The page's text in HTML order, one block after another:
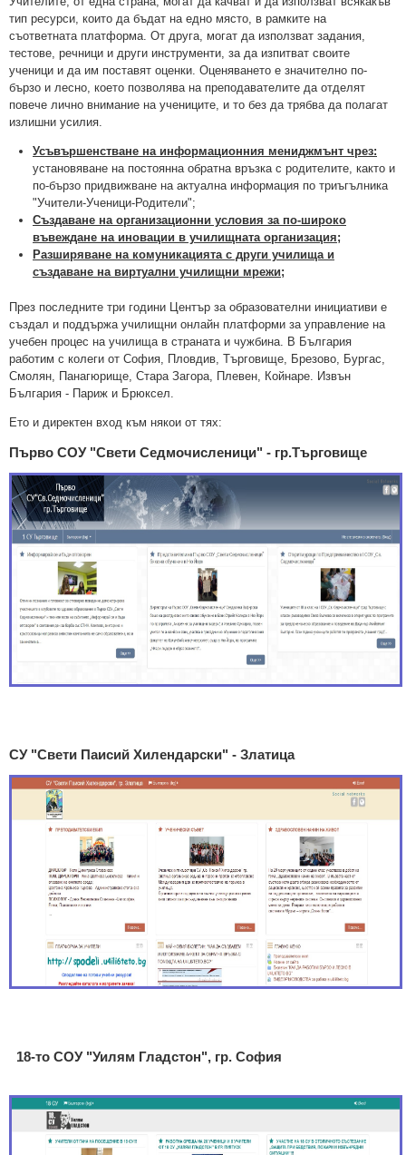
тип ресурси, които да бъдат на едно място, в рамките на
съответната платформа. От друга, могат да използват задания,
тестове, речници и други инструменти, за да изпитват своите
ученици и да им поставят оценки. Оценяването е значително по-
бързо и лесно, което позволява на преподавателите да отделят
повече лично внимание на учениците, и то без да трябва да полагат
излишни усилия.
Усъвършенстване на информационния мениджмънт чрез:
установяване на постоянна обратна връзка с родителите, както и
по-бързо придвижване на актуална информация по триъгълника
"Учители-Ученици-Родители";
Създаване на организационни условия за по-широко
въвеждане на иновации в училищната организация;
Разширяване на комуникацията с други училища и
създаване на виртуални училищни мрежи;
През последните три години Център за образователни инициативи е
създал и поддържа училищни онлайн платформи за управление на
учебен процес на училища в страната и чужбина. В България
работим с колеги от София, Пловдив, Търговище, Брезово, Бургас,
Смолян, Панагюрище, Стара Загора, Плевен, Койнаре. Извън
България - Париж и Брюксел.
Ето и директен вход към някои от тях:
Първо СОУ "Свети Седмочисленици" - гр.Търговище
СУ "Свети Паисий Хилендарски" - Златица
18-то СОУ "Уилям Гладстон", гр. София